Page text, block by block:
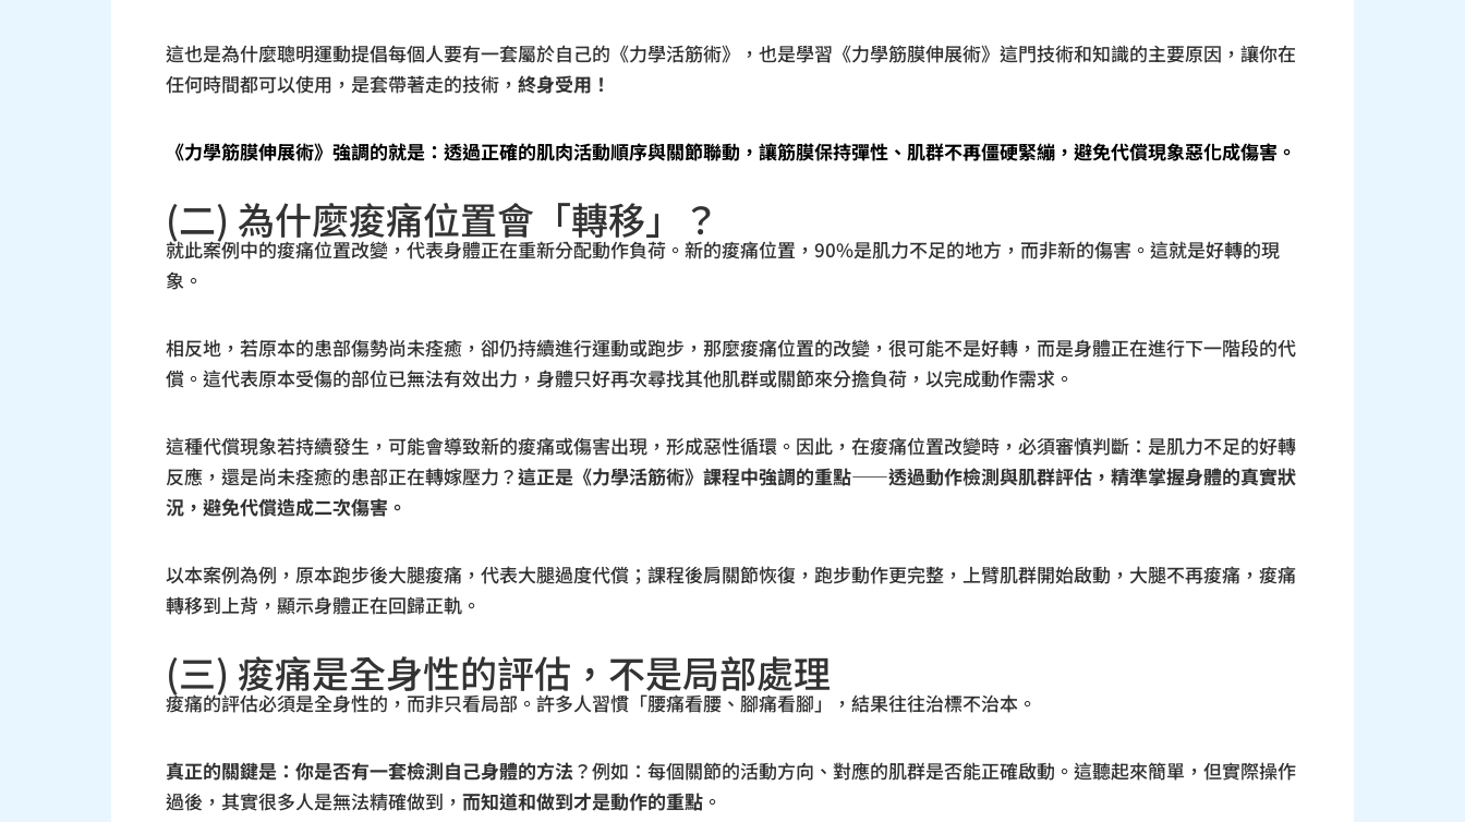
這也是為什麼聰明運動提倡每個人要有一套屬於自己的《力學活筋術》，也是學習《力學筋膜伸展術》這門技術和知識的主要原因，讓你在
任何時間都可以使用，是套帶著走的技術， 終身受用！
《力學筋膜伸展術》強調的就是：透過正確的肌肉活動順序與關節聯動，讓筋膜保持彈性、肌群不再僵硬緊繃，避免代償現象惡化成傷害。
(二) 為什麼痠痛位置會「轉移」？
就此案例中的痠痛位置改變，代表身體正在重新分配動作負荷。新的痠痛位置，90%是肌力不足的地方，而非新的傷害。這就是好轉的現
象。
相反地，若原本的患部傷勢尚未痊癒，卻仍持續進行運動或跑步，那麼痠痛位置的改變，很可能不是好轉，而是身體正在進行下一階段的代
償。這代表原本受傷的部位已無法有效出力，身體只好再次尋找其他肌群或關節來分擔負荷，以完成動作需求。
這種代償現象若持續發生，可能會導致新的痠痛或傷害出現，形成惡性循環。因此，在痠痛位置改變時，必須審慎判斷：是肌力不足的好轉
反應，還是尚未痊癒的患部正在轉嫁壓力？這正是《力學活筋術》課程中強調的重點——透過動作檢測與肌群評估，精準掌握身體的真實狀
況，避免代償造成二次傷害。
以本案例為例，原本跑步後大腿痠痛，代表大腿過度代償；課程後肩關節恢復，跑步動作更完整，上臂肌群開始啟動，大腿不再痠痛，痠痛
轉移到上背，顯示身體正在回歸正軌。
(三) 痠痛是全身性的評估，不是局部處理
痠痛的評估必須是全身性的，而非只看局部。許多人習慣「腰痛看腰、腳痛看腳」，結果往往治標不治本。
真正的關鍵是：你是否有一套檢測自己身體的方法 ？例如：每個關節的活動方向、對應的肌群是否能正確啟動。這聽起來簡單，但實際操作
過後，其實很多人是無法精確做到， 而知道和做到才是動作的重點 。